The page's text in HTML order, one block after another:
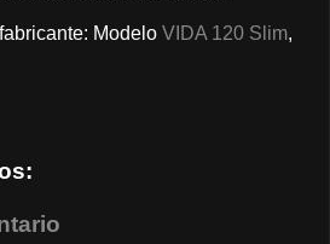
Modelo VIDA 120 Slim,